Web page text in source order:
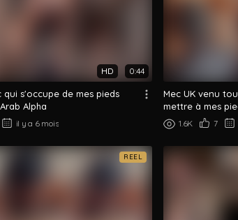
HD 0:44
qui s'occupe de mes pieds
Alpha
il y a 6 mois
Mec UK venu
mettre à mes
1.6K 7
REEL